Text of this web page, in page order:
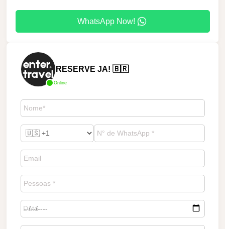
WhatsApp Now!
Online
RESERVE JA! 🇧🇷